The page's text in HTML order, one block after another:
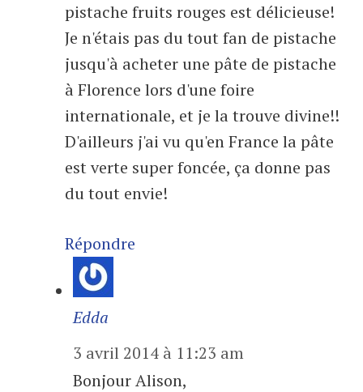
pistache fruits rouges est délicieuse!
Je n'étais pas du tout fan de pistache
jusqu'à acheter une pâte de pistache
à Florence lors d'une foire
internationale, et je la trouve divine!!
D'ailleurs j'ai vu qu'en France la pâte
est verte super foncée, ça donne pas
du tout envie!
Répondre
Edda
3 avril 2014 à 11:23 am
Bonjour Alison,